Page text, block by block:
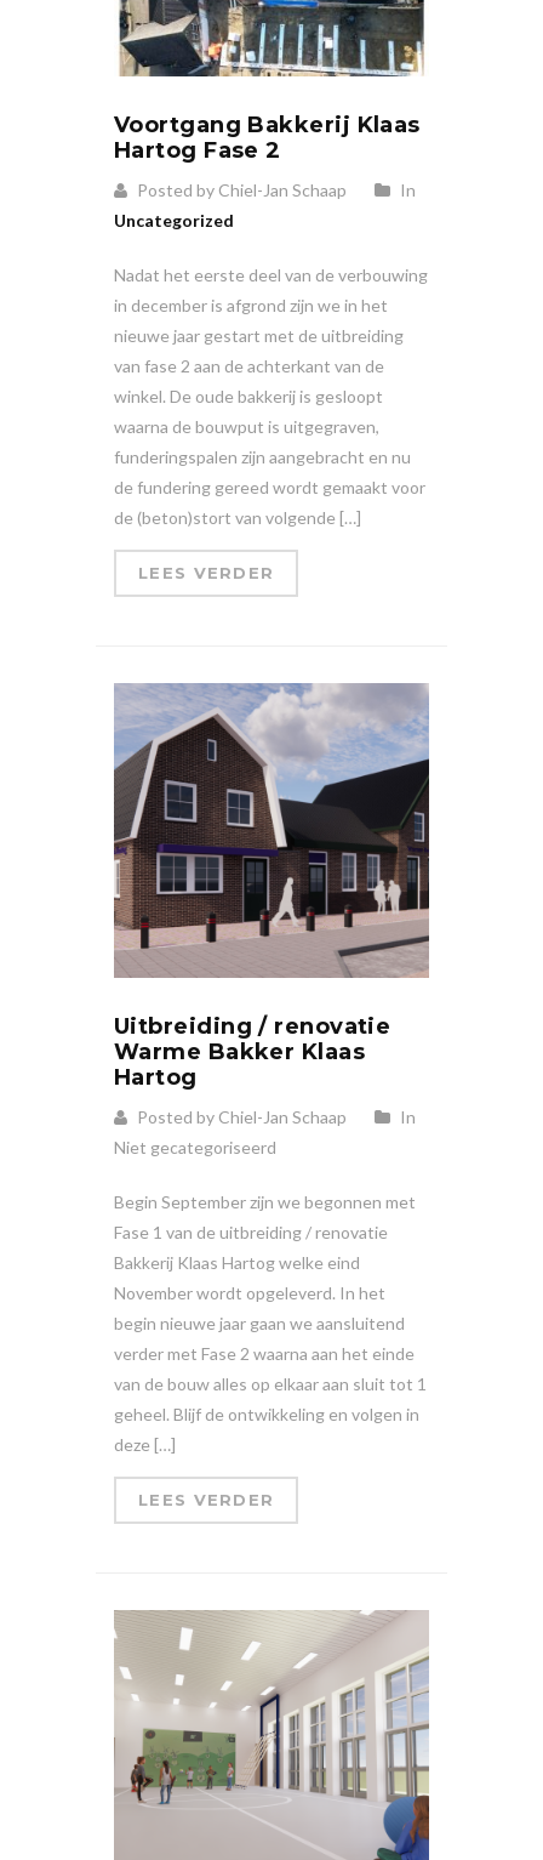
Voortgang Bakkerij Klaas
Hartog Fase 2
Posted by Chiel-Jan Schaap
In
Uncategorized
Nadat het eerste deel van de verbouwing
in december is afgrond zijn we in het
nieuwe jaar gestart met de uitbreiding
van fase 2 aan de achterkant van de
winkel. De oude bakkerij is gesloopt
waarna de bouwput is uitgegraven,
funderingspalen zijn aangebracht en nu
de fundering gereed wordt gemaakt voor
de (beton)stort van volgende […]
LEES VERDER
Uitbreiding / renovatie
Warme Bakker Klaas
Hartog
Posted by Chiel-Jan Schaap
In
Niet gecategoriseerd
Begin September zijn we begonnen met
Fase 1 van de uitbreiding / renovatie
Bakkerij Klaas Hartog welke eind
November wordt opgeleverd. In het
begin nieuwe jaar gaan we aansluitend
verder met Fase 2 waarna aan het einde
van de bouw alles op elkaar aan sluit tot 1
geheel. Blijf de ontwikkeling en volgen in
deze […]
LEES VERDER